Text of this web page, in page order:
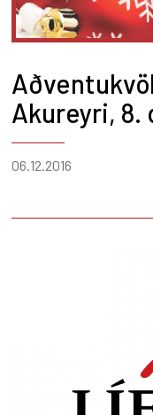
Akureyri, 8.
06.12.2016